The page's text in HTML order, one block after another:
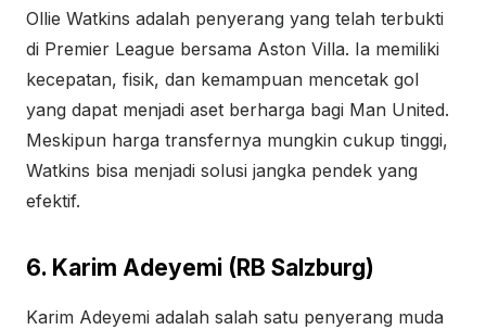
Ollie Watkins adalah penyerang yang telah terbukti
di Premier League bersama Aston Villa. Ia memiliki
kecepatan, fisik, dan kemampuan mencetak gol
yang dapat menjadi aset berharga bagi Man United.
Meskipun harga transfernya mungkin cukup tinggi,
Watkins bisa menjadi solusi jangka pendek yang
efektif.
6. Karim Adeyemi (RB Salzburg)
Karim Adeyemi adalah salah satu penyerang muda